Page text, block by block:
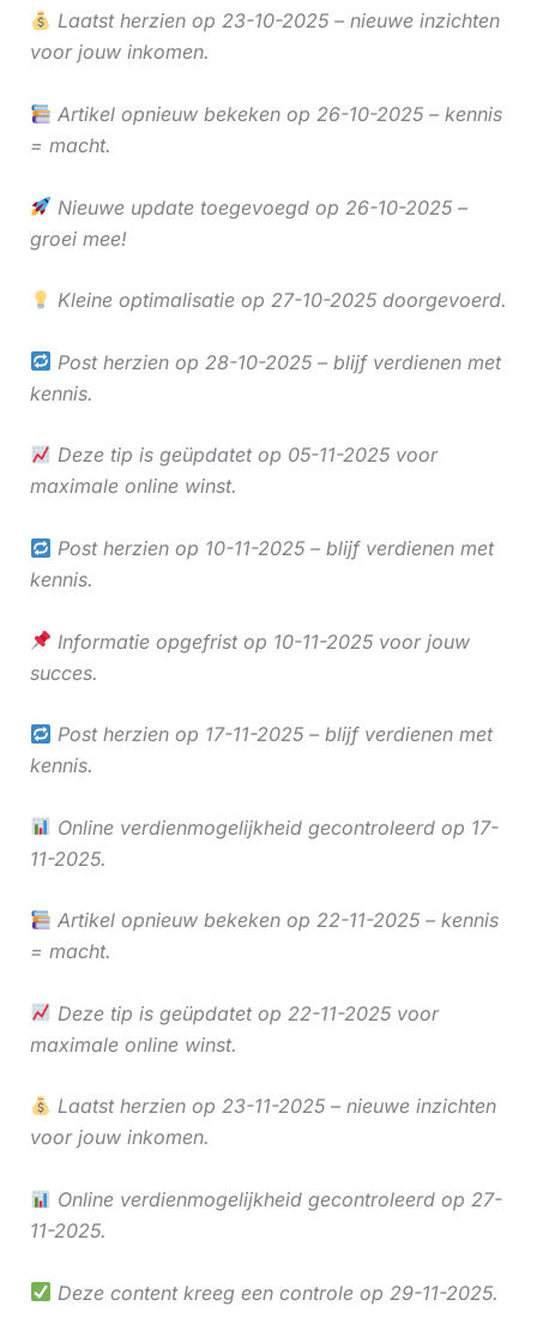
Laatst herzien op 23-10-2025 – nieuwe inzichten
voor jouw inkomen.
Artikel opnieuw bekeken op 26-10-2025 – kennis
= macht.
Nieuwe update toegevoegd op 26-10-2025 –
groei mee!
Kleine optimalisatie op 27-10-2025 doorgevoerd.
Post herzien op 28-10-2025 – blijf verdienen met
kennis.
Deze tip is geüpdatet op 05-11-2025 voor
maximale online winst.
Post herzien op 10-11-2025 – blijf verdienen met
kennis.
Informatie opgefrist op 10-11-2025 voor jouw
succes.
Post herzien op 17-11-2025 – blijf verdienen met
kennis.
Online verdienmogelijkheid gecontroleerd op 17-
11-2025.
Artikel opnieuw bekeken op 22-11-2025 – kennis
= macht.
Deze tip is geüpdatet op 22-11-2025 voor
maximale online winst.
Laatst herzien op 23-11-2025 – nieuwe inzichten
voor jouw inkomen.
Online verdienmogelijkheid gecontroleerd op 27-
11-2025.
Deze content kreeg een controle op 29-11-2025.